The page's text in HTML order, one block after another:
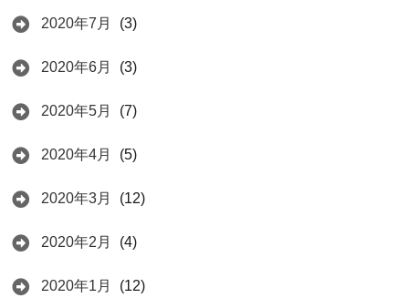
2020年7月 (3)
2020年6月 (3)
2020年5月 (7)
2020年4月 (5)
2020年3月 (12)
2020年2月 (4)
2020年1月 (12)